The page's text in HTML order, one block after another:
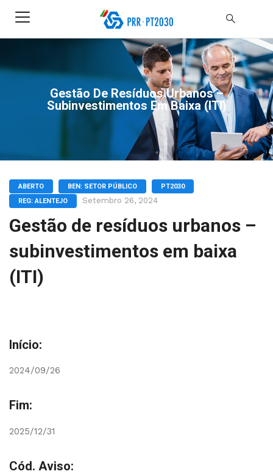
Gestão De Resíduos Urbanos –
Subinvestimentos Em Baixa (ITI)
ABERTO BEN: SETOR PÚBLICO
PT2030
REG: ALENTEJO
Setembro 26, 2024
Gestão de resíduos urbanos –
subinvestimentos em baixa
(ITI)
Início:
2024/09/26
Fim:
2025/12/31
Cód. Aviso: